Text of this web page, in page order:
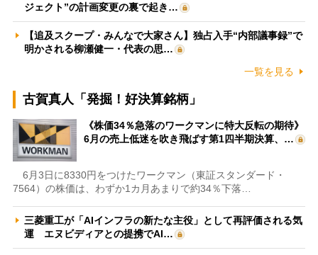
ジェクト”の計画変更の裏で起き…
【追及スクープ・みんなで大家さん】独占入手“内部議事録”で
明かされる柳瀬健一・代表の思…
一覧を見る
古賀真人「発掘！好決算銘柄」
《株価34％急落のワークマンに特大反転の期待》
6月の売上低迷を吹き飛ばす第1四半期決算、…
6月3日に8330円をつけたワークマン（東証スタンダード・
7564）の株価は、わずか1カ月あまりで約34％下落…
三菱重工が「AIインフラの新たな主役」として再評価される気
運 エヌビディアとの提携でAI…